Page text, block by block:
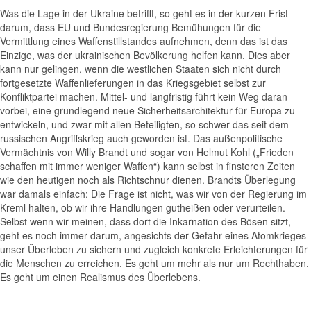
Was die Lage in der Ukraine betrifft, so geht es in der kurzen Frist
darum, dass EU und Bundesregierung Bemühungen für die
Vermittlung eines Waffenstillstandes aufnehmen, denn das ist das
Einzige, was der ukrainischen Bevölkerung helfen kann. Dies aber
kann nur gelingen, wenn die westlichen Staaten sich nicht durch
fortgesetzte Waffenlieferungen in das Kriegsgebiet selbst zur
Konfliktpartei machen. Mittel- und langfristig führt kein Weg daran
vorbei, eine grundlegend neue Sicherheitsarchitektur für Europa zu
entwickeln, und zwar mit allen Beteiligten, so schwer das seit dem
russischen Angriffskrieg auch geworden ist. Das außenpolitische
Vermächtnis von Willy Brandt und sogar von Helmut Kohl („Frieden
schaffen mit immer weniger Waffen“) kann selbst in finsteren Zeiten
wie den heutigen noch als Richtschnur dienen. Brandts Überlegung
war damals einfach: Die Frage ist nicht, was wir von der Regierung im
Kreml halten, ob wir ihre Handlungen gutheißen oder verurteilen.
Selbst wenn wir meinen, dass dort die Inkarnation des Bösen sitzt,
geht es noch immer darum, angesichts der Gefahr eines Atomkrieges
unser Überleben zu sichern und zugleich konkrete Erleichterungen für
die Menschen zu erreichen. Es geht um mehr als nur um Rechthaben.
Es geht um einen Realismus des Überlebens.